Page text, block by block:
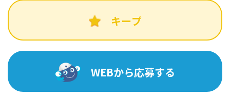
キープ
WEBから応募する